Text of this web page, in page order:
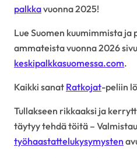
palkkavuonna 2025!
Lue Suomen kuumimmista
ammateista vuonna 2026
keskipalkkasuomessa.com.
Kaikki sanat Ratkojat-peliin
Tullakseen rikkaaksi ja
täytyy tehdä töitä –
työhaastattelukysymysten